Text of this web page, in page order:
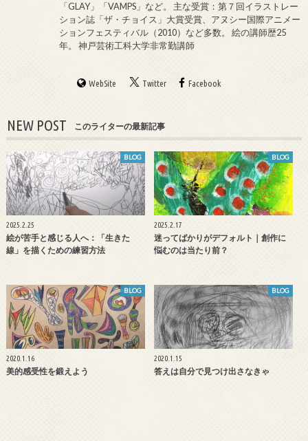
「GLAY」「VAMPS」など。 主な受賞：第７回イラストレー
ション誌「ザ・チョイス」大賞受賞、アヌシー国際アニメー
ションフェスティバル（2010）など多数。 絵の講師歴25
年。 神戸芸術工科大学非常勤講師
WebSite Twitter Facebook
NEW POST このライターの最新記事
BLOG
2025.2.25
絵が苦手と感じる人へ：「生きた
線」を描くための練習方法
BLOG
2025.2.17
迷ってばかりがデフォルト｜創作に
悩むのは当たり前？
BLOG
2020.1.16
美的感受性を鍛えよう
BLOG
2020.1.15
答えは自分で見つけ出さなきゃ